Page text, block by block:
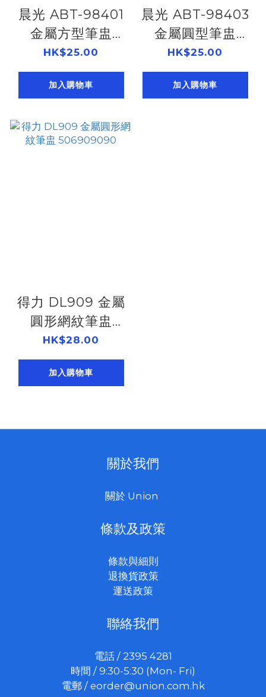
晨光 ABT-98401
金屬方型筆盅
506966602
HK$25.00
加入購物車
晨光 ABT-98403
金屬圓型筆盅
506966601
HK$25.00
加入購物車
得力 DL909 金屬
圓形網紋筆盅
506909090
HK$28.00
加入購物車
關於我們
關於 Union
條款及政策
條款與細則
退換貨政策
運送政策
聯絡我們
電話 / 2395 4281
時間 / 9:30-5:30 (Mon- Fri)
電郵 / eorder@union.com.hk